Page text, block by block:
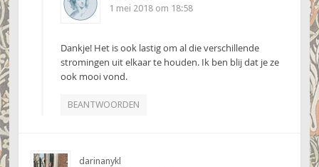
1 mei 2018 om 18:58
Dankje! Het is ook lastig om al die verschillende
stromingen uit elkaar te houden. Ik ben blij dat je ze
ook mooi vond.
BEANTWOORDEN
darinanykl